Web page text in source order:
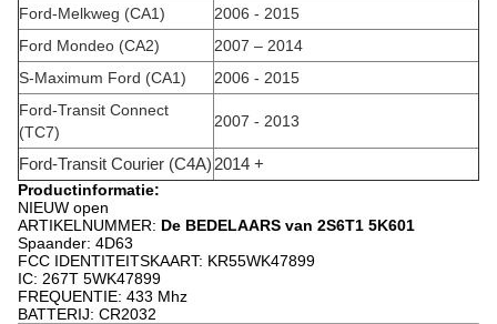
Ford-Melkweg (CA1)
2006 - 2015
Ford Mondeo (CA2)
2007 – 2014
S-Maximum Ford (CA1)
2006 - 2015
Ford-Transit Connect
(TC7)
2007 - 2013
Ford-Transit Courier (C4A) 2014 +
Productinformatie:
NIEUW open
ARTIKELNUMMER: De BEDELAARS van 2S6T1 5K601
Spaander: 4D63
FCC IDENTITEITSKAART: KR55WK47899
IC: 267T 5WK47899
FREQUENTIE: 433 Mhz
BATTERIJ: CR2032